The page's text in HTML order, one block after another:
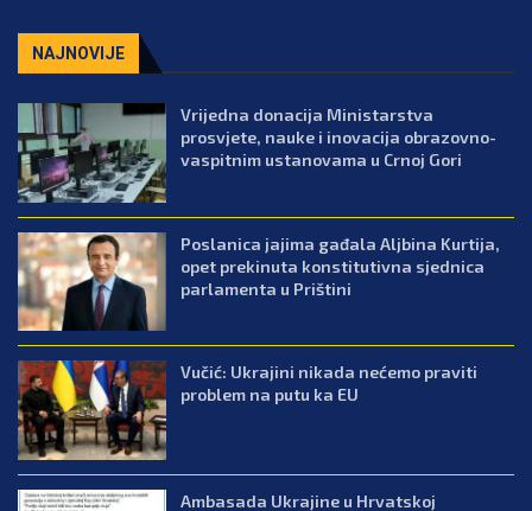
NAJNOVIJE
Vrijedna donacija Ministarstva
prosvjete, nauke i inovacija obrazovno-
vaspitnim ustanovama u Crnoj Gori
Poslanica jajima gađala Aljbina Kurtija,
opet prekinuta konstitutivna sjednica
parlamenta u Prištini
Vučić: Ukrajini nikada nećemo praviti
problem na putu ka EU
Ambasada Ukrajine u Hrvatskoj